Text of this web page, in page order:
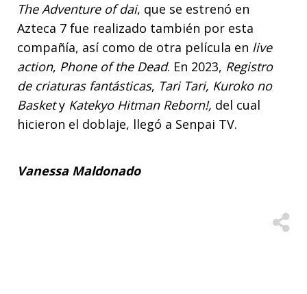
The Adventure of dai, que se estrenó en
Azteca 7 fue realizado también por esta
compañía, así como de otra película en live
action, Phone of the Dead. En 2023, Registro
de criaturas fantásticas, Tari Tari, Kuroko no
Baskety Katekyo Hitman Reborn!, del cual
hicieron el doblaje, llegó a Senpai TV.
Vanessa Maldonado